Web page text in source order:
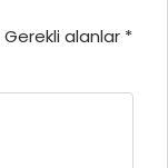
Gerekli alanlar *